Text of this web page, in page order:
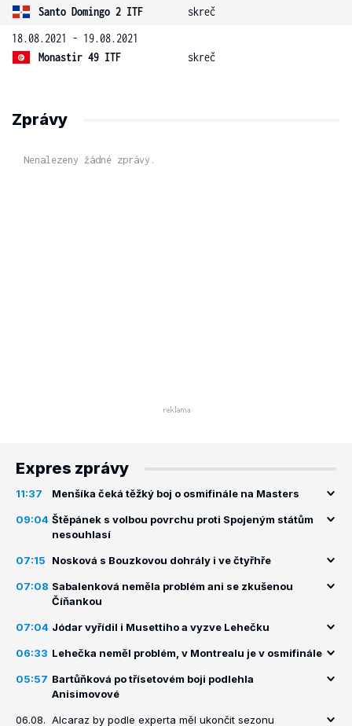
Santo Domingo 2 ITF
skreč
18.08.2021 - 19.08.2021
Monastir 49 ITF
skreč
Zprávy
Nenalezeny žádné zprávy.
Expres zprávy
11:37 Menšíka čeká těžký boj o osmifinále na Masters
09:04 Štěpánek s volbou povrchu proti Spojeným státům
nesouhlasí
07:15 Nosková s Bouzkovou dohrály i ve čtyřhře
07:08 Sabalenková neměla problém ani se zkušenou
Číňankou
07:04 Jódar vyřídil i Musettiho a vyzve Lehečku
06:33 Lehečka neměl problém, v Montrealu je v osmifinále
05:57 Bartůňková po třísetovém boji podlehla
Anisimovové
06.08. Alcaraz by podle experta měl ukončit sezonu